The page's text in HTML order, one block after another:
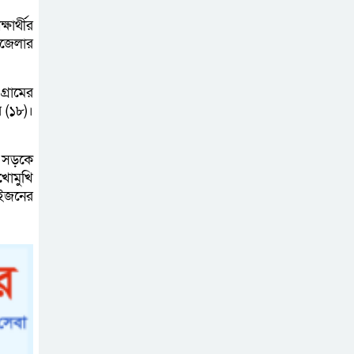
(১৮)।
সড়কে